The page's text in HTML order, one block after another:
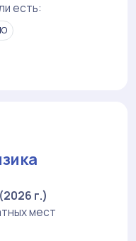
есть:
(2026 г.)
мест